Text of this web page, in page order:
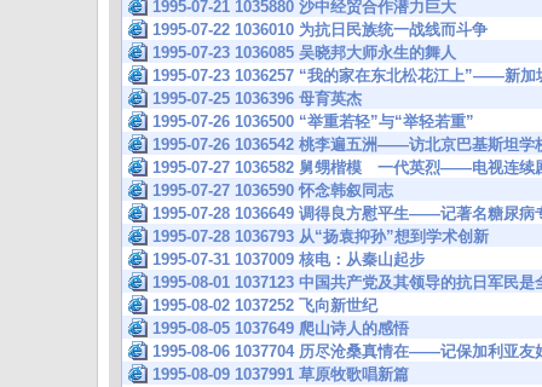
1995-07-21 1035880 沙中经贸合作潜力巨大
1995-07-22 1036010 为抗日民族统一战线而斗争
1995-07-23 1036085 吴晓邦大师永生的舞人
1995-07-23 1036257 “我的家在东北松花江上”——新加
1995-07-25 1036396 母育英杰
1995-07-26 1036500 “举重若轻”与“举轻若重”
1995-07-26 1036542 桃李遍五洲——访北京巴基斯坦学
1995-07-27 1036582 舅甥楷模 一代英烈——电视连续
1995-07-27 1036590 怀念韩叙同志
1995-07-28 1036649 调得良方慰平生——记著名糖尿病
1995-07-28 1036793 从“扬袁抑孙”想到学术创新
1995-07-31 1037009 核电：从秦山起步
1995-08-01 1037123 中国共产党及其领导的抗日军民
1995-08-02 1037252 飞向新世纪
1995-08-05 1037649 爬山诗人的感悟
1995-08-06 1037704 历尽沧桑真情在——记保加利亚友
1995-08-09 1037991 草原牧歌唱新篇